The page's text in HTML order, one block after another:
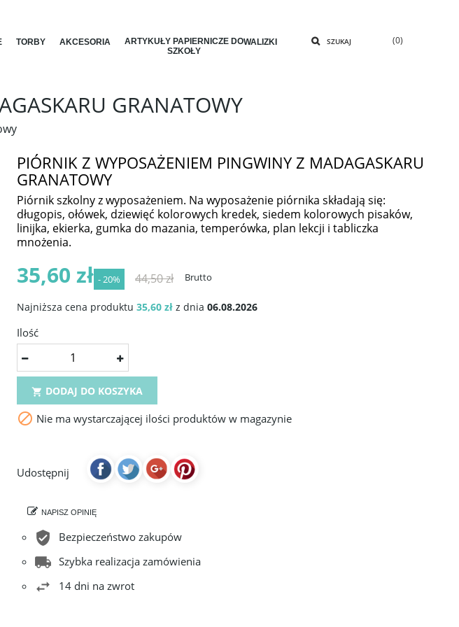
SZUKAJ (0)
TORBY AKCESORIA
ARTYKUŁY PAPIERNICZE DO
SZKOŁY
WALIZKI
GRANATOWY
PIÓRNIK Z WYPOSAŻENIEM PINGWINY Z MADAGASKARU
GRANATOWY
Piórnik szkolny z wyposażeniem. Na wyposażenie piórnika składają się:
długopis, ołówek, dziewięć kolorowych kredek, siedem kolorowych pisaków,
linijka, ekierka, gumka do mazania, temperówka, plan lekcji i tabliczka
mnożenia.
35,60 zł - 20% 44,50 zł Brutto
Najniższa cena produktu 35,60 zł z dnia 06.08.2026
Ilość
 DODAJ DO KOSZYKA
 Nie ma wystarczającej ilości produktów w magazynie
Udostępnij
NAPISZ OPINIĘ
Bezpieczeństwo zakupów
Szybka realizacja zamówienia
14 dni na zwrot